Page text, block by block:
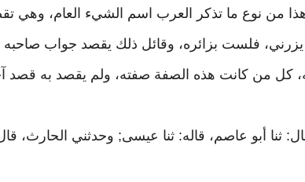
من نوع ما تذكر العرب اسم الشيء العام، وهي
فلست بزائره، وقائل ذلك يقصد جواب صاحبه
كل من كانت هذه الصفة صفته، ولم يقصد به قصد
ثنا أبو عاصم، قاله: ثنا عيسى; وحدثني الحارث،